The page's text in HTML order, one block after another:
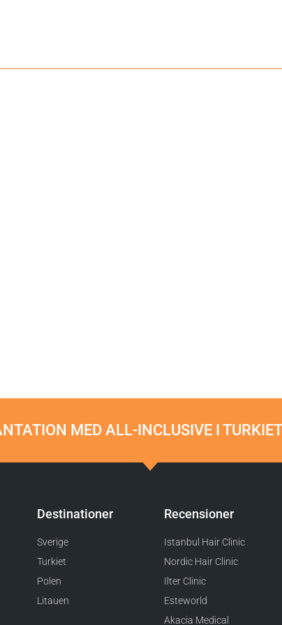
MED ALL-INCLUSIVE I
Destinationer
Sverige
Turkiet
Polen
Litauen
Recensioner
Istanbul Hair Clinic
Nordic Hair Clinic
Ilter Clinic
Esteworld
Akacia Medical